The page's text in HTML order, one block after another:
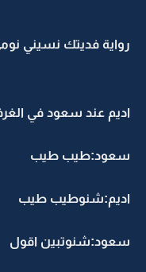
رواية فديتك نسيني
اديم عند سعود في
سعود:طيب طيب
اديم:شنوطيب طيب
سعود:شنوتبين اقول